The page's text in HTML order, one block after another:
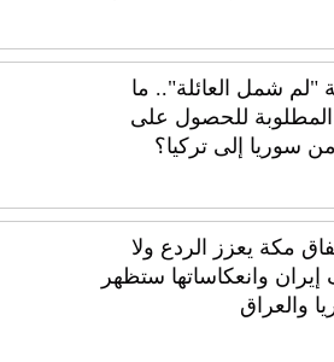
"لم شمل العائلة".. ما
المطلوبة للحصول على
سوريا إلى تركيا؟
مكة يعزز الردع ولا
وانعكاساتها ستظهر
والعراق